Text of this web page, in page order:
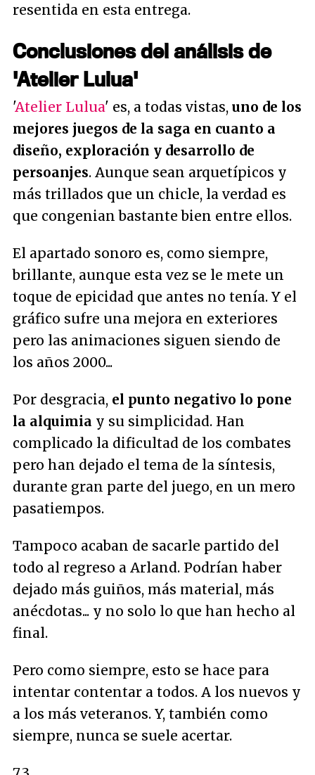
resentida en esta entrega.
Conclusiones del análisis de
'Atelier Lulua'
'Atelier Lulua' es, a todas vistas, uno de los
mejores juegos de la saga en cuanto a
diseño, exploración y desarrollo de
persoanjes. Aunque sean arquetípicos y
más trillados que un chicle, la verdad es
que congenian bastante bien entre ellos.
El apartado sonoro es, como siempre,
brillante, aunque esta vez se le mete un
toque de epicidad que antes no tenía. Y el
gráfico sufre una mejora en exteriores
pero las animaciones siguen siendo de
los años 2000...
Por desgracia, el punto negativo lo pone
la alquimia y su simplicidad. Han
complicado la dificultad de los combates
pero han dejado el tema de la síntesis,
durante gran parte del juego, en un mero
pasatiempos.
Tampoco acaban de sacarle partido del
todo al regreso a Arland. Podrían haber
dejado más guiños, más material, más
anécdotas... y no solo lo que han hecho al
final.
Pero como siempre, esto se hace para
intentar contentar a todos. A los nuevos y
a los más veteranos. Y, también como
siempre, nunca se suele acertar.